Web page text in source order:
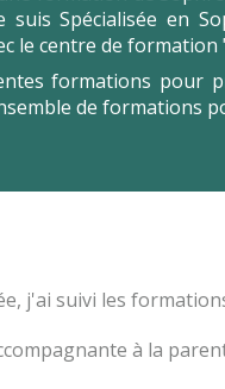
suis Spécialisée en
le centre de
formations pour
de formations
j'ai suivi les
à la